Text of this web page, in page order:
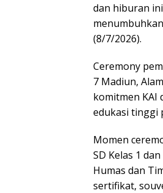
dan hiburan
(8/7/2026).
Ceremony
7 Madiun,
komitmen KAI
edukasi tinggi
Momen
SD Kelas 1
Humas dan
sertifikat,